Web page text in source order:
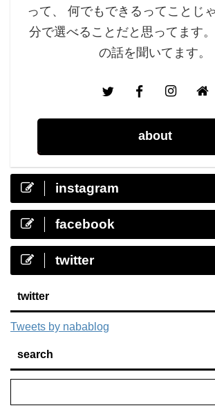
って、 何でもできるってことじ
分で選べることだと思ってます
の話を聞いてます。
about
instagram
facebook
twitter
twitter
Tweets by nabablog
search